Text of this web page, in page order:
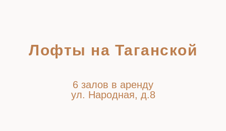
Лофты на Таганской
6 залов в аренду
ул. Народная, д.8